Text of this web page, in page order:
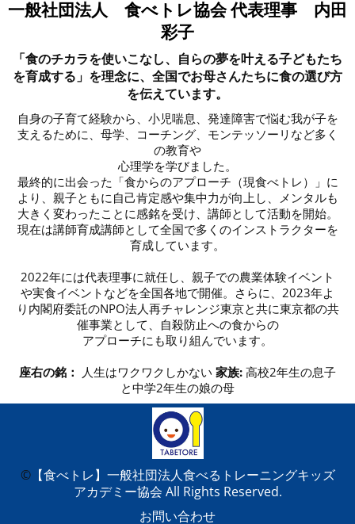
一般社団法人 食べトレ協会 代表理事 内田
彩子
「食のチカラを使いこなし、自らの夢を叶える子どもたち
を育成する」を理念に、全国でお母さんたちに食の選び方
を伝えています。
自身の子育て経験から、小児喘息、発達障害で悩む我が子を
支えるために、母学、コーチング、モンテッソーリなど多く
の教育や
心理学を学びました。
最終的に出会った「食からのアプローチ（現食べトレ）」に
より、親子ともに自己肯定感や集中力が向上し、メンタルも
大きく変わったことに感銘を受け、講師として活動を開始。
現在は講師育成講師として全国で多くのインストラクターを
育成しています。
2022年には代表理事に就任し、親子での農業体験イベント
や実食イベントなどを全国各地で開催。さらに、2023年よ
り内閣府委託のNPO法人再チャレンジ東京と共に東京都の共
催事業として、自殺防止への食からの
アプローチにも取り組んでいます。
座右の銘： 人生はワクワクしかない 家族: 高校2年生の息子
と中学2年生の娘の母
©️【食べトレ】一般社団法人食べるトレーニングキッズ
アカデミー協会 All Rights Reserved.
お問い合わせ